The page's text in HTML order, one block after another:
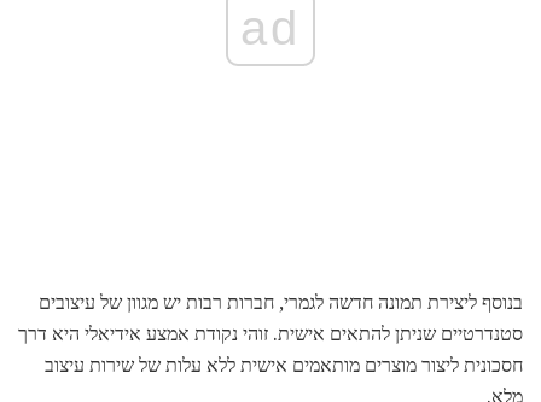
ad
בנוסף ליצירת תמונה חדשה לגמרי, חברות רבות יש מגוון של עיצובים
סטנדרטיים שניתן להתאים אישית. זוהי נקודת אמצע אידיאלי היא דרך
חסכונית ליצור מוצרים מותאמים אישית ללא עלות של שירות עיצוב
מלא.